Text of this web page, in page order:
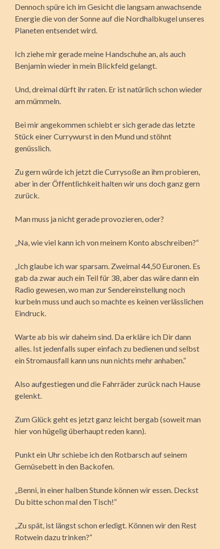
Dennoch spüre ich im Gesicht die langsam anwachsende
Energie die von der Sonne auf die Nordhalbkugel unseres
Planeten entsendet wird.
Ich ziehe mir gerade meine Handschuhe an, als auch
Benjamin wieder in mein Blickfeld gelangt.
Und, dreimal dürft ihr raten. Er ist natürlich schon wieder
am mümmeln.
Bei mir angekommen schiebt er sich gerade das letzte
Stück einer Currywurst in den Mund und stöhnt
genüsslich.
Zu gern würde ich jetzt die Currysoße an ihm probieren,
aber in der Öffentlichkeit halten wir uns doch ganz gern
zurück.
Man muss ja nicht gerade provozieren, oder?
„Na, wie viel kann ich von meinem Konto abschreiben?“
„Ich glaube ich war sparsam. Zweimal 44,50 Euronen. Es
gab da zwar auch ein Teil für 38, aber das wäre dann ein
Radio gewesen, wo man zur Sendereinstellung noch
kurbeln muss und auch so machte es keinen verlässlichen
Eindruck.
Warte ab bis wir daheim sind. Da erkläre ich Dir dann
alles. Ist jedenfalls super einfach zu bedienen und selbst
ein Stromausfall kann uns nun nichts mehr anhaben.“
Also aufgestiegen und die Fahrräder zurück nach Hause
gelenkt.
Zum Glück geht es jetzt ganz leicht bergab (soweit man
hier von hügelig überhaupt reden kann).
Punkt ein Uhr schiebe ich den Rotbarsch auf seinem
Gemüsebett in den Backofen.
„Benni, in einer halben Stunde können wir essen. Deckst
Du bitte schon mal den Tisch!“
„Zu spät, ist längst schon erledigt. Können wir den Rest
Rotwein dazu trinken?“